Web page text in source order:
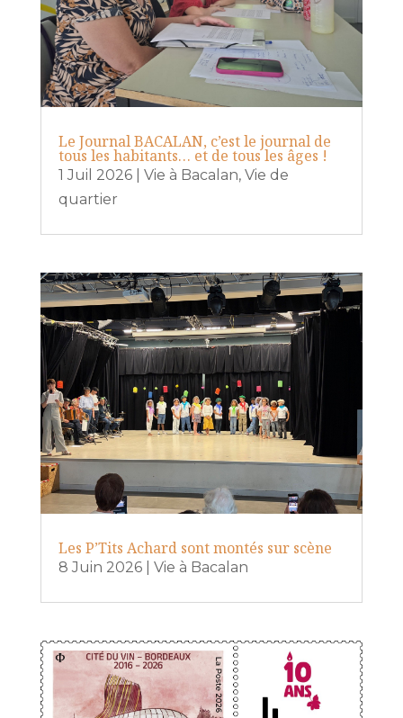
Le Journal BACALAN, c’est le journal de
tous les habitants… et de tous les âges !
1 Juil 2026| Vie à Bacalan, Vie de
quartier
Les P’Tits Achard sont montés sur scène
8 Juin 2026| Vie à Bacalan